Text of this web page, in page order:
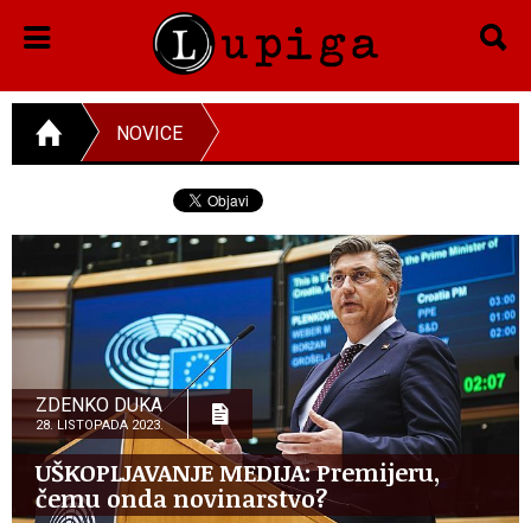
NOVICE
ZDENKO DUKA
28. LISTOPADA 2023.
UŠKOPLJAVANJE MEDIJA: Premijeru,
čemu onda novinarstvo?